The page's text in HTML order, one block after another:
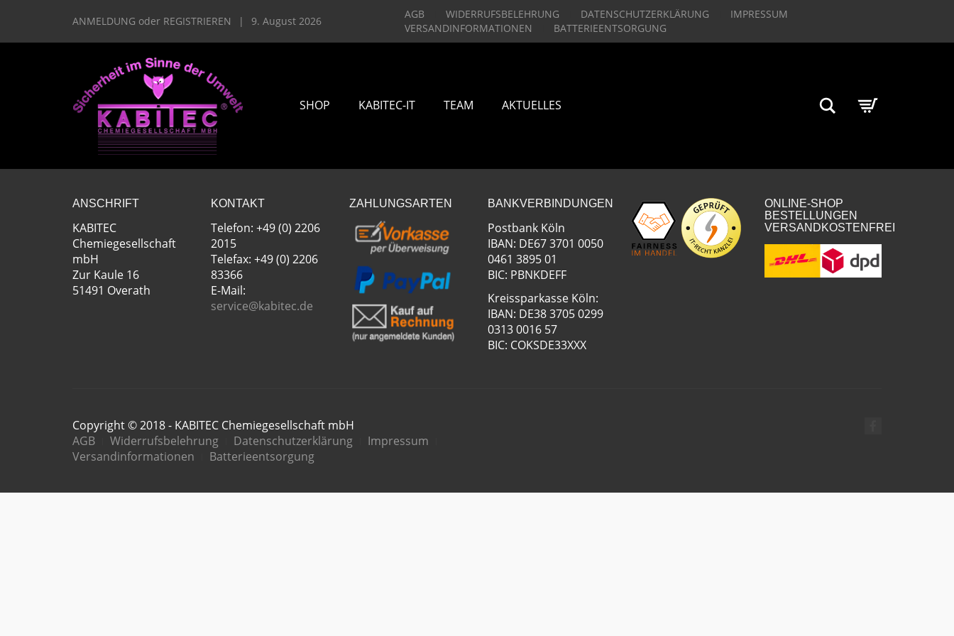
ANMELDUNG oder REGISTRIEREN | 9. August 2026
AGB WIDERRUFSBELEHRUNG DATENSCHUTZERKLÄRUNG
IMPRESSUM
VERSANDINFORMATIONEN
BATTERIEENTSORGUNG
SHOP KABITEC-IT TEAM AKTUELLES Suchen
ANSCHRIFT
KABITEC
Chemiegesellschaft
mbH
Zur Kaule 16
51491 Overath
KONTAKT
Telefon: +49 (0) 2206
2015
Telefax: +49 (0) 2206
83366
E-Mail:
service@kabitec.de
ZAHLUNGSARTEN BANKVERBINDUNGEN
Postbank Köln
IBAN: DE67 3701 0050
0461 3895 01
BIC: PBNKDEFF
Kreissparkasse Köln:
IBAN: DE38 3705 0299
0313 0016 57
BIC: COKSDE33XXX
ONLINE-SHOP
BESTELLUNGEN
VERSANDKOSTENFREI
Copyright © 2018 - KABITEC Chemiegesellschaft mbH
AGB
Widerrufsbelehrung Datenschutzerklärung
Impressum
Versandinformationen
Batterieentsorgung